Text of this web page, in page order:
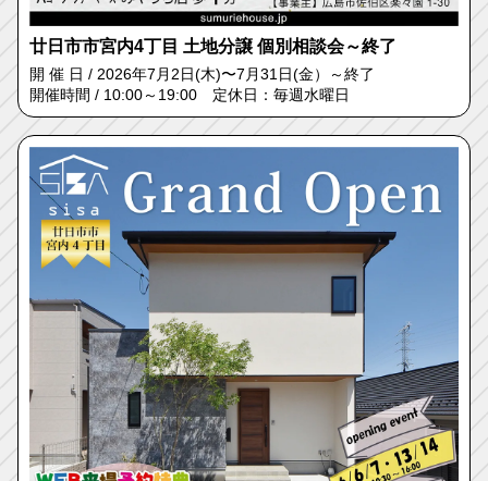
廿日市市宮内4丁目 土地分譲 個別相談会～終了
開 催 日 / 2026年7月2日(木)〜7月31日(金）～終了
開催時間 / 10:00～19:00 定休日：毎週水曜日